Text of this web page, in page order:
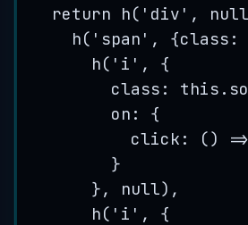
return
h( ' div ' , null
h( ' span ' , {class:
h( ' i ' , {
class: this .
on: {
click : () =>
}
}, null),
h( ' i ' , {